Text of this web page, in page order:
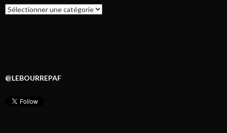
Catégories
@LEBOURREPAF